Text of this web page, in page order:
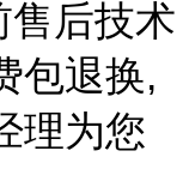
售后技术
包退换,
理为您